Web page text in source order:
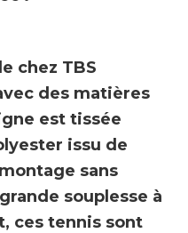
chez TBS
des matières
est tissée
issu de
sans
souplesse à
ces tennis sont